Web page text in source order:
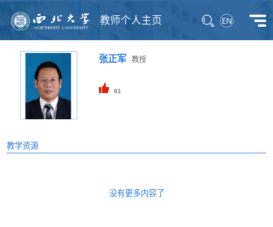
教师个人主页
张正军教授
61
教学资源
没有更多内容了